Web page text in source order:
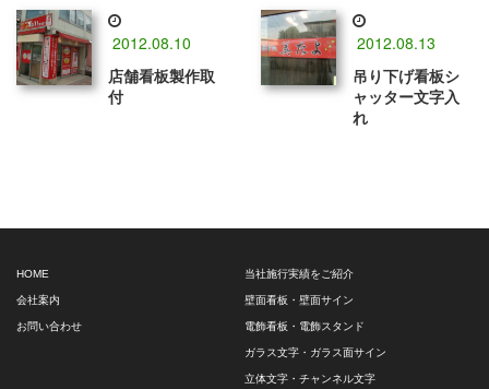
2012.08.10
店舗看板製作取
付
2012.08.13
吊り下げ看板シ
ャッター文字入
れ
HOME
会社案内
お問い合わせ
当社施行実績をご紹介
壁面看板・壁面サイン
電飾看板・電飾スタンド
ガラス文字・ガラス面サイン
立体文字・チャンネル文字